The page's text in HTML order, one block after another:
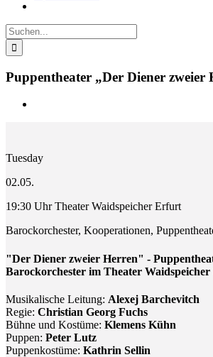
Suche
nach:
Puppentheater „Der Diener zweier
Tuesday
02.05.
19:30 Uhr Theater Waidspeicher Erfurt
Barockorchester, Kooperationen,
"Der Diener zweier Herren" -
Barockorchester im Theater
Musikalische Leitung: Alexej Barchevitch
Regie:Christian Georg Fuchs
Bühne und Kostüme:Klemens Kühn
Puppen:Peter Lutz
Puppenkostüme:Kathrin Sellin